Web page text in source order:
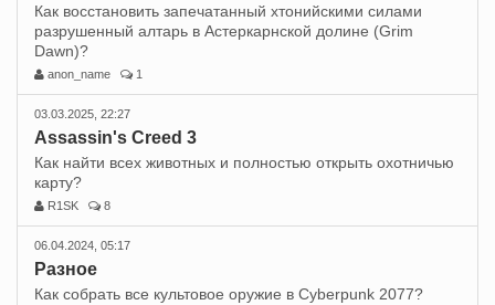
Как восстановить запечатанный хтонийскими силами
разрушенный алтарь в Астеркарнской долине (Grim
Dawn)?
anon_name 1
03.03.2025, 22:27
Assassin's Creed 3
Как найти всех животных и полностью открыть охотничью
карту?
R1SK 8
06.04.2024, 05:17
Разное
Как собрать все культовое оружие в Cyberpunk 2077?